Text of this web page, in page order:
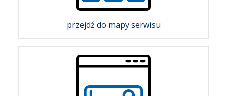
przejdź do mapy serwisu